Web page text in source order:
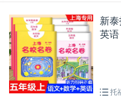
新
英语
托